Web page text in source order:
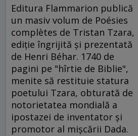
Editura Flammarion publică
un masiv volum de Poésies
complètes de Tristan Tzara,
ediţie îngrijită şi prezentată
de Henri Béhar. 1740 de
pagini pe "hîrtie de Biblie",
menite să restituie statura
poetului Tzara, obturată de
notorietatea mondială a
ipostazei de inventator şi
promotor al mişcării Dada.